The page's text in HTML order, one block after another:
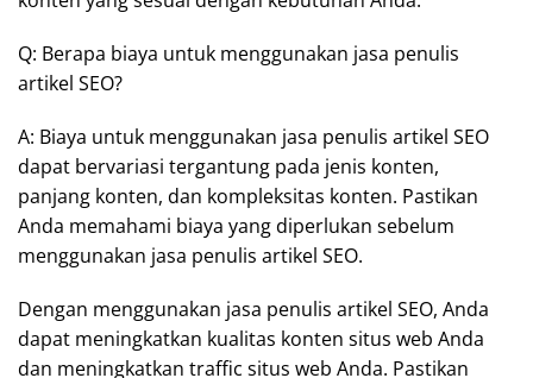
Q: Berapa biaya untuk menggunakan jasa penulis
artikel SEO?
A: Biaya untuk menggunakan jasa penulis artikel SEO
dapat bervariasi tergantung pada jenis konten,
panjang konten, dan kompleksitas konten. Pastikan
Anda memahami biaya yang diperlukan sebelum
menggunakan jasa penulis artikel SEO.
Dengan menggunakan jasa penulis artikel SEO, Anda
dapat meningkatkan kualitas konten situs web Anda
dan meningkatkan traffic situs web Anda. Pastikan